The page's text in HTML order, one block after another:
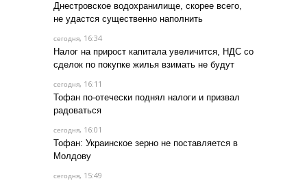
Днестровское водохранилище, скорее всего,
не удастся существенно наполнить
сегодня, 16:34
Налог на прирост капитала увеличится, НДС со
сделок по покупке жилья взимать не будут
сегодня, 16:11
Тофан по-отечески поднял налоги и призвал
радоваться
сегодня, 16:01
Тофан: Украинское зерно не поставляется в
Молдову
сегодня, 15:49